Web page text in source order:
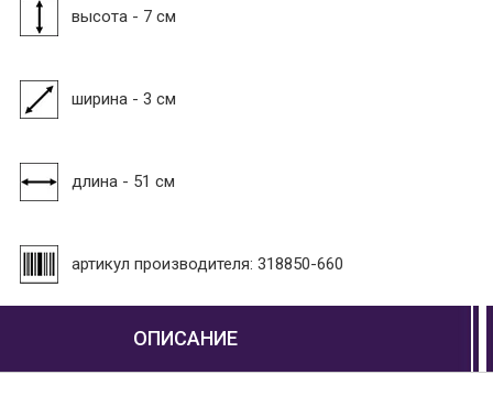
высота - 7 см
ширина - 3 см
длина - 51 см
артикул производителя: 318850-660
ОПИСАНИЕ